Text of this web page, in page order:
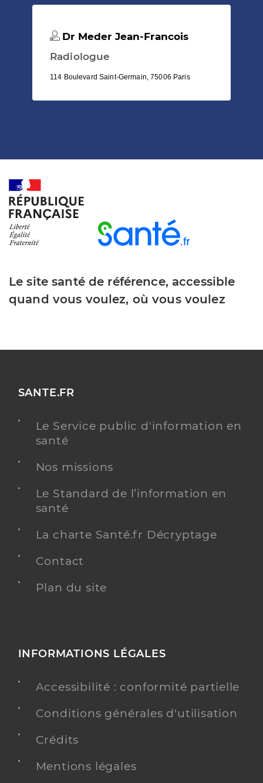
Dr Meder Jean-Francois
Radiologue
114 Boulevard Saint-Germain, 75006 Paris
Le site santé de référence, accessible
quand vous voulez, où vous voulez
SANTE.FR
Le Service public d'information en
santé
Nos missions
Le Standard de l’information en
santé
La charte Santé.fr Décryptage
Contact
Plan du site
INFORMATIONS LÉGALES
Accessibilité : conformité partielle
Conditions générales d'utilisation
Crédits
Mentions légales